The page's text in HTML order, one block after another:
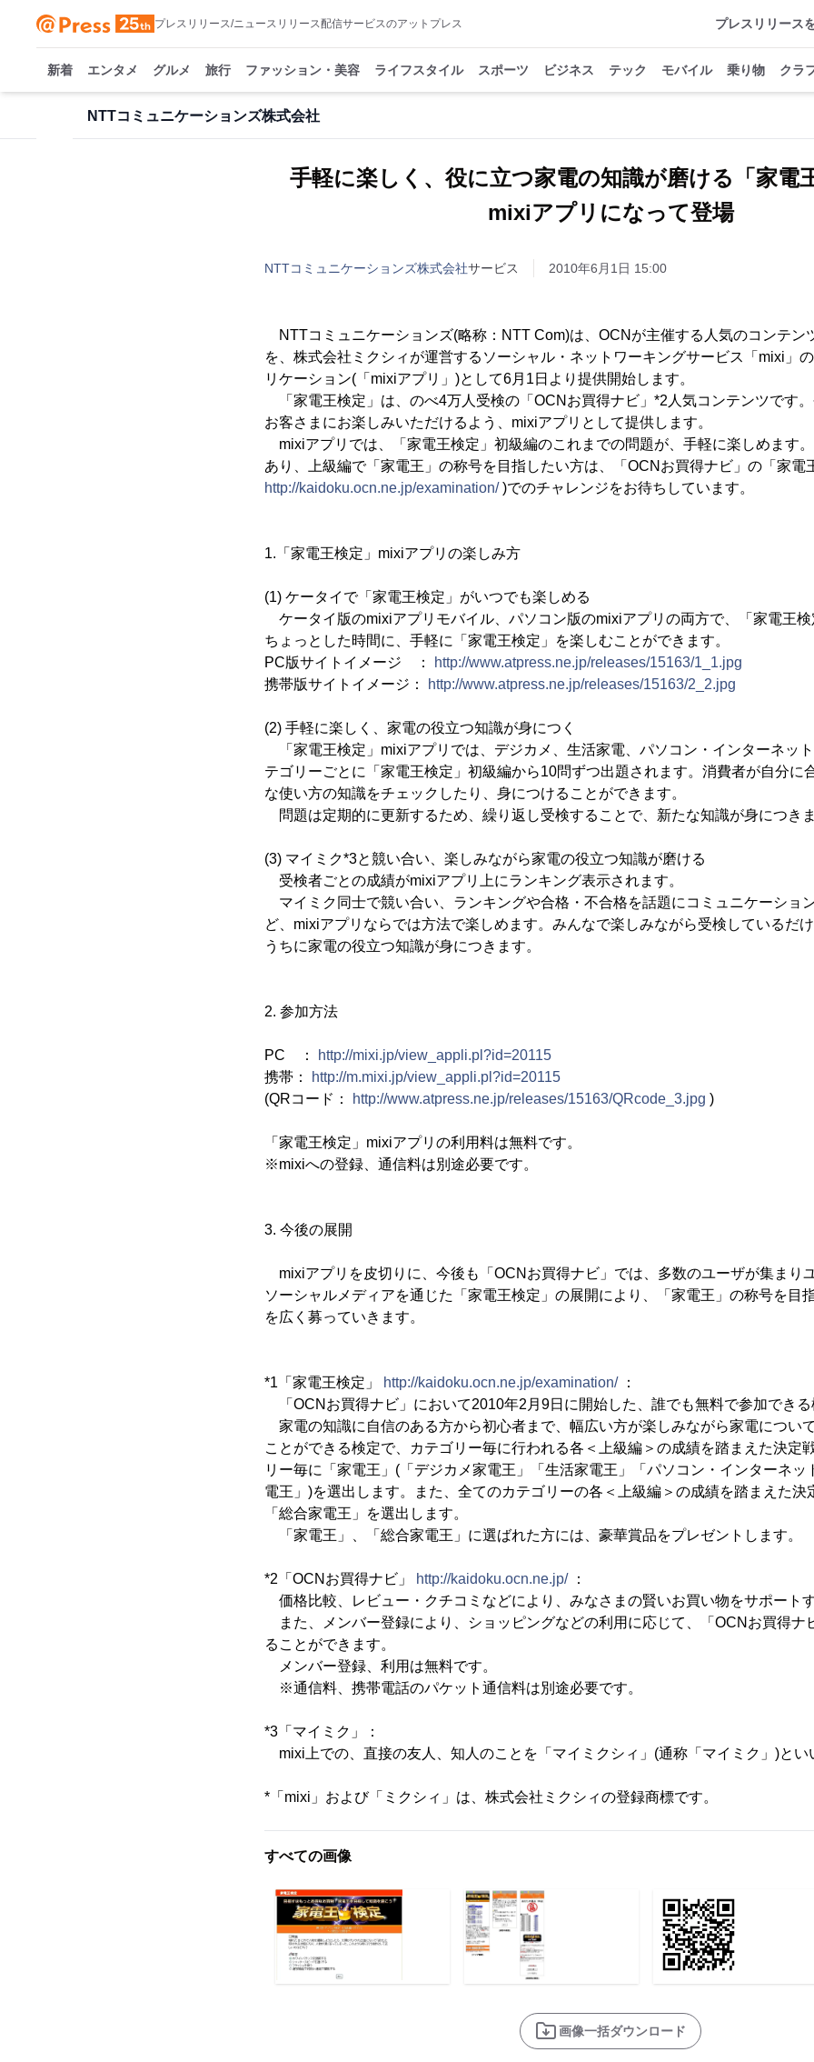
プレスリリース/ニュースリリース配信サービスのアットプレス プレスリリース
新着 エンタメ グルメ 旅行 ファッション・美容 ライフスタイル スポーツ ビジネス テック モバイル 乗り物 クラ
NTTコミュニケーションズ株式会社
手軽に楽しく、役に立つ家電の知識が磨ける「家電
mixiアプリになって登場
NTTコミュニケーションズ株式会社サービス 2010年6月1日 15:00
NTTコミュニケーションズ(略称：NTT Com)は、OCNが主催する人気のコンテン
を、株式会社ミクシィが運営するソーシャル・ネットワーキングサービス「mixi」
リケーション(「mixiアプリ」)として6月1日より提供開始します。
「家電王検定」は、のべ4万人受検の「OCNお買得ナビ」*2人気コンテンツです
お客さまにお楽しみいただけるよう、mixiアプリとして提供します。
mixiアプリでは、「家電王検定」初級編のこれまでの問題が、手軽に楽しめます
あり、上級編で「家電王」の称号を目指したい方は、「OCNお買得ナビ」の「家電
http://kaidoku.ocn.ne.jp/examination/)でのチャレンジをお待ちしています。
1.「家電王検定」mixiアプリの楽しみ方
(1) ケータイで「家電王検定」がいつでも楽しめる
ケータイ版のmixiアプリモバイル、パソコン版のmixiアプリの両方で、「家電王
ちょっとした時間に、手軽に「家電王検定」を楽しむことができます。
PC版サイトイメージ ：
http://www.atpress.ne.jp/releases/15163/1_1.jpg
携帯版サイトイメージ：
http://www.atpress.ne.jp/releases/15163/2_2.jpg
(2) 手軽に楽しく、家電の役立つ知識が身につく
「家電王検定」mixiアプリでは、デジカメ、生活家電、パソコン・インターネッ
テゴリーごとに「家電王検定」初級編から10問ずつ出題されます。消費者が自分に
な使い方の知識をチェックしたり、身につけることができます。
問題は定期的に更新するため、繰り返し受検することで、新たな知識が身につき
(3) マイミク*3と競い合い、楽しみながら家電の役立つ知識が磨ける
受検者ごとの成績がmixiアプリ上にランキング表示されます。
マイミク同士で競い合い、ランキングや合格・不合格を話題にコミュニケーショ
ど、mixiアプリならでは方法で楽しめます。みんなで楽しみながら受検しているだ
うちに家電の役立つ知識が身につきます。
2. 参加方法
PC ：
http://mixi.jp/view_appli.pl?id=20115
携帯：
http://m.mixi.jp/view_appli.pl?id=20115
(QRコード：
http://www.atpress.ne.jp/releases/15163/QRcode_3.jpg )
「家電王検定」mixiアプリの利用料は無料です。
※mixiへの登録、通信料は別途必要です。
3. 今後の展開
mixiアプリを皮切りに、今後も「OCNお買得ナビ」では、多数のユーザが集まり
ソーシャルメディアを通じた「家電王検定」の展開により、「家電王」の称号を目
を広く募っていきます。
*1「家電王検定」 http://kaidoku.ocn.ne.jp/examination/：
「OCNお買得ナビ」において2010年2月9日に開始した、誰でも無料で参加でき
家電の知識に自信のある方から初心者まで、幅広い方が楽しみながら家電につい
ことができる検定で、カテゴリー毎に行われる各＜上級編＞の成績を踏まえた決定
リー毎に「家電王」(「デジカメ家電王」「生活家電王」「パソコン・インターネッ
電王」)を選出します。また、全てのカテゴリーの各＜上級編＞の成績を踏まえた決
「総合家電王」を選出します。
「家電王」、「総合家電王」に選ばれた方には、豪華賞品をプレゼントします。
*2「OCNお買得ナビ」 http://kaidoku.ocn.ne.jp/：
価格比較、レビュー・クチコミなどにより、みなさまの賢いお買い物をサポート
また、メンバー登録により、ショッピングなどの利用に応じて、「OCNお買得ナ
ることができます。
メンバー登録、利用は無料です。
※通信料、携帯電話のパケット通信料は別途必要です。
*3「マイミク」：
mixi上での、直接の友人、知人のことを「マイミクシィ」(通称「マイミク」)とい
*「mixi」および「ミクシィ」は、株式会社ミクシィの登録商標です。
すべての画像
画像一括ダウンロード